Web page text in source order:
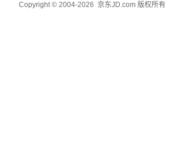
Copyright © 2004-2026 京东JD.com 版权所有